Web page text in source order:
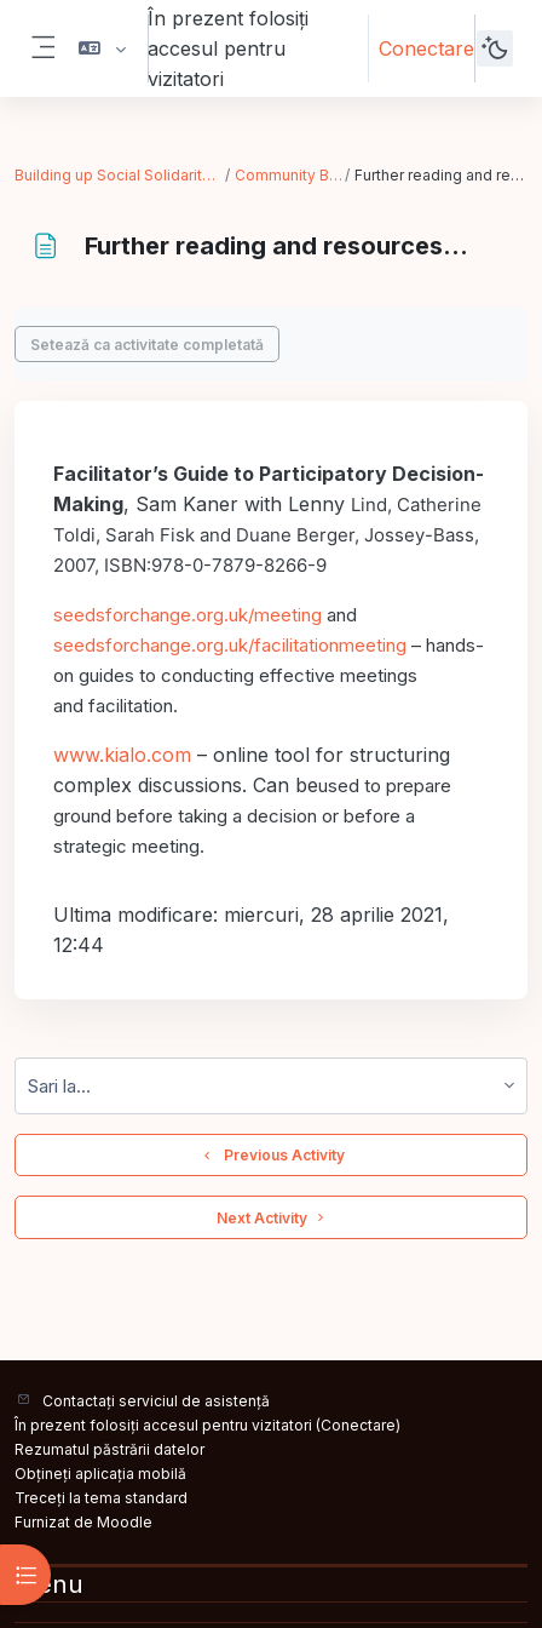
Sari la conţinutul principal
Panou lateral
În prezent folosiți
accesul pentru
vizitatori
Conectare
Deschide Indexul cursului
Building up Social Solidarity Economy Community Building Further reading and resources...
Further reading and resources...
Cerințe pentru finalizare
Setează ca activitate completată
Facilitator’s Guide to Participatory Decision-
Making, Sam Kaner with Lenny Lind, Catherine
Toldi, Sarah Fisk and Duane Berger, Jossey-Bass,
2007, ISBN:978-0-7879-8266-9
seedsforchange.org.uk/meeting and
seedsforchange.org.uk/facilitationmeeting – hands-
on guides to conducting effective meetings
and facilitation.
www.kialo.com – online tool for structuring
complex discussions. Can beused to prepare
ground before taking a decision or before a
strategic meeting.
Ultima modificare: miercuri, 28 aprilie 2021,
12:44
  Previous Activity
Next Activity
Contactați serviciul de asistență
În prezent folosiți accesul pentru vizitatori (Conectare)
Rezumatul păstrării datelor
Obțineți aplicația mobilă
Treceți la tema standard
Furnizat de Moodle
Menu